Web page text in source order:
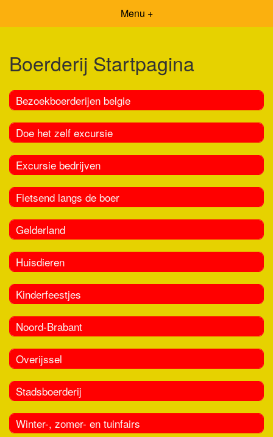
Menu +
Boerderij Startpagina
Bezoekboerderijen belgie
Doe het zelf excursie
Excursie bedrijven
Fietsend langs de boer
Gelderland
Huisdieren
Kinderfeestjes
Noord-Brabant
Overijssel
Stadsboerderij
Winter-, zomer- en tuinfairs